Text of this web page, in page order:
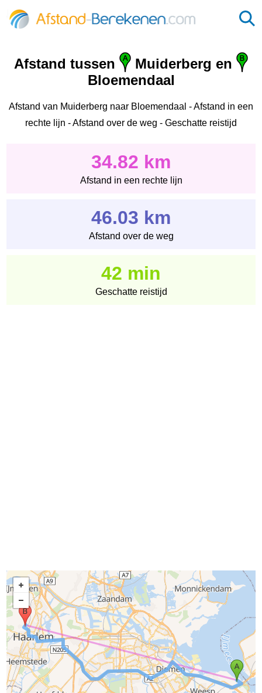
Afstand tussen
Muiderberg en
Bloemendaal
Afstand van Muiderberg naar Bloemendaal - Afstand in een
rechte lijn - Afstand over de weg - Geschatte reistijd
34.82 km
Afstand in een rechte lijn
46.03 km
Afstand over de weg
42 min
Geschatte reistijd